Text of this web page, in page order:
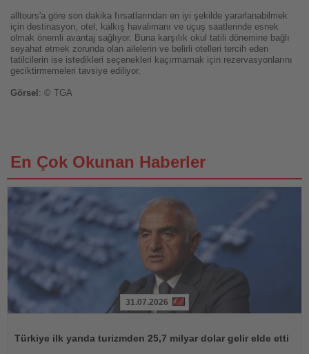
alltours'a göre son dakika fırsatlarından en iyi şekilde yararlanabilmek
için destinasyon, otel, kalkış havalimanı ve uçuş saatlerinde esnek
olmak önemli avantaj sağlıyor. Buna karşılık okul tatili dönemine bağlı
seyahat etmek zorunda olan ailelerin ve belirli otelleri tercih eden
tatilcilerin ise istedikleri seçenekleri kaçırmamak için rezervasyonlarını
geciktirmemeleri tavsiye ediliyor.
Görsel : © TGA
En Çok Okunan Haberler
31.07.2026
Türkiye ilk yarıda turizmden 25,7 milyar dolar gelir elde etti